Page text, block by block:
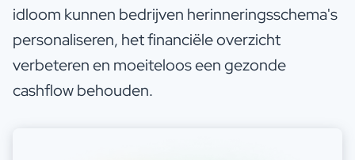
idloom kunnen bedrijven herinneringsschema's
personaliseren, het financiële overzicht
verbeteren en moeiteloos een gezonde
cashflow behouden.